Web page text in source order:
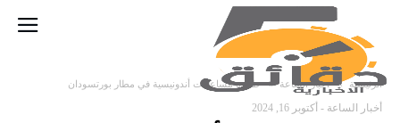
‫الرئيسية‬ أخبار الساعة طائرة مساعدات أندونيسية في مطار بورتسودان
أخبار الساعة - أكتوبر 16, 2024